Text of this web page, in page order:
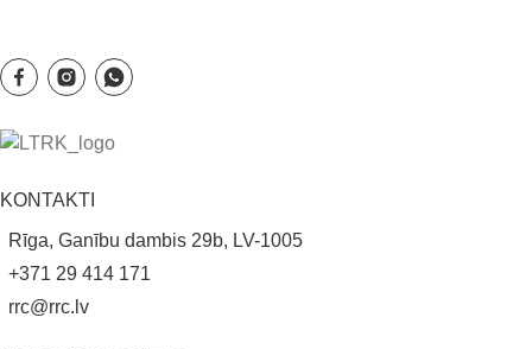
KONTAKTI
Rīga, Ganību dambis 29b, LV-1005
+371 29 414 171
rrc@rrc.lv